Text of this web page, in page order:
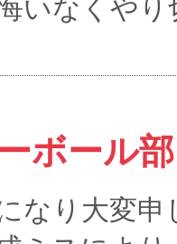
いなくや
ボール
なり大変